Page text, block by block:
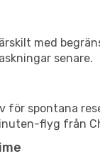
med
senare.
för spontana
flyg från